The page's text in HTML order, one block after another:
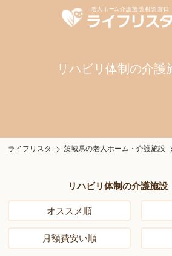
リハビリ体制の介護
ライフリスタ 茨城県の老人ホーム・介護施設
リハビリ体制の介護施設
オススメ順
月額費安い順